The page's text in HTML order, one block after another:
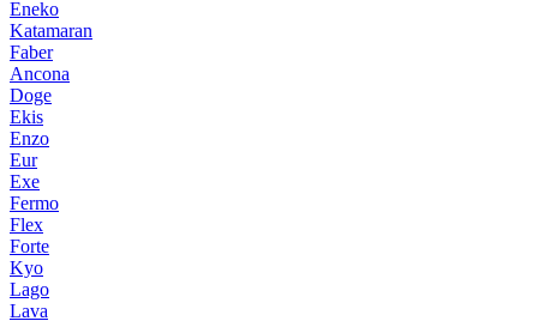
Eneko
Katamaran
Faber
Ancona
Doge
Ekis
Enzo
Eur
Exe
Fermo
Flex
Forte
Kyo
Lago
Lava